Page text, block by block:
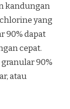
kandungan
yang
90% dapat
cepat.
90%
atau